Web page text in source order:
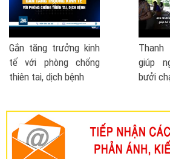
Hà Tĩnh
bán
Phó Thủ tướng nói về
đề xuất thành lập Bộ
Phòng chống thiên tai